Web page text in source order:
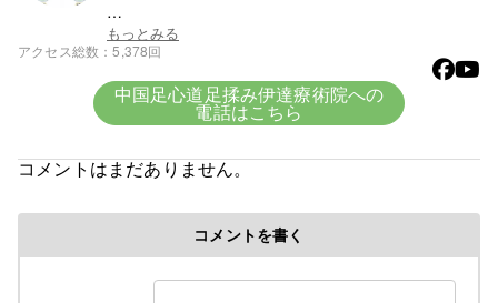
足には「反射区」（神経が集中している面）と呼ば
れる場所が６２箇所あります。その各々の反射区を
適度に刺激することにより，その部分とつながる体
の各器官が刺激を受け，活性化され，体全体が元気
になっていきます。
ください。
もっとみる
アクセス総数 5,378回
中国足心道足揉み伊達療術院への
電話はこちら
コメントはまだありません。
コメントを書く